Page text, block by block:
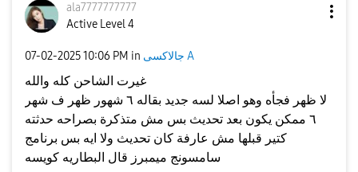
ala7777777777
Active Level 4
‎07-02-202510:06 PM in جالاكسى A
غيرت الشاحن كله والله
لا ظهر فجأه وهو اصلا لسه جديد بقاله ٦ شهور ظهر ف شهر
٦ ممكن يكون بعد تحديث بس مش متذكرة بصراحه حدثته
كتير قبلها مش عارفة كان تحديث ولا ايه بس برنامج
سامسونج ميمبرز قال البطاريه كويسه